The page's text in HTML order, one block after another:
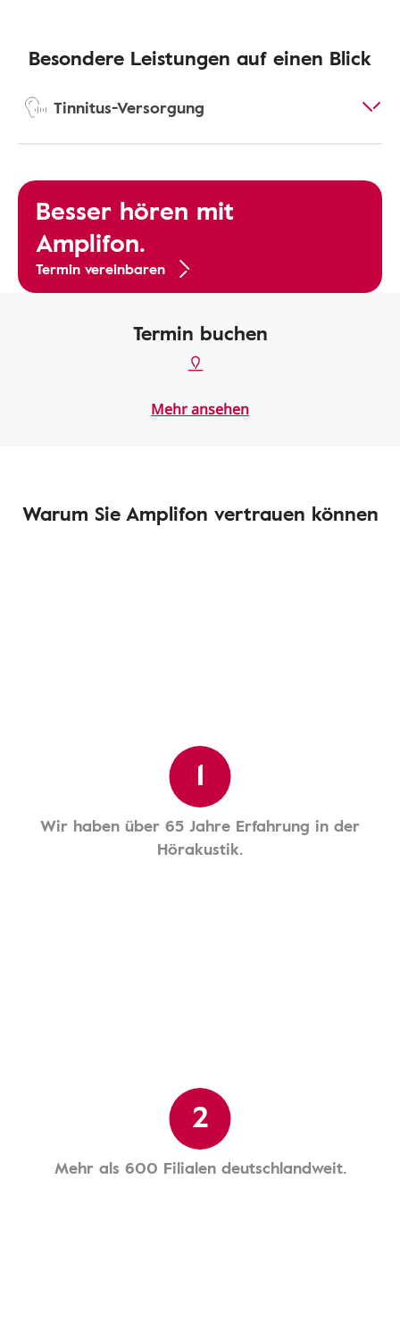
Besondere Leistungen auf einen Blick
Tinnitus-Versorgung
Besser hören mit
Amplifon.
Termin vereinbaren
Termin buchen
Mehr ansehen
Warum Sie Amplifon vertrauen können
1
Wir haben über 65 Jahre Erfahrung in der
Hörakustik.
2
Mehr als 600 Filialen deutschlandweit.